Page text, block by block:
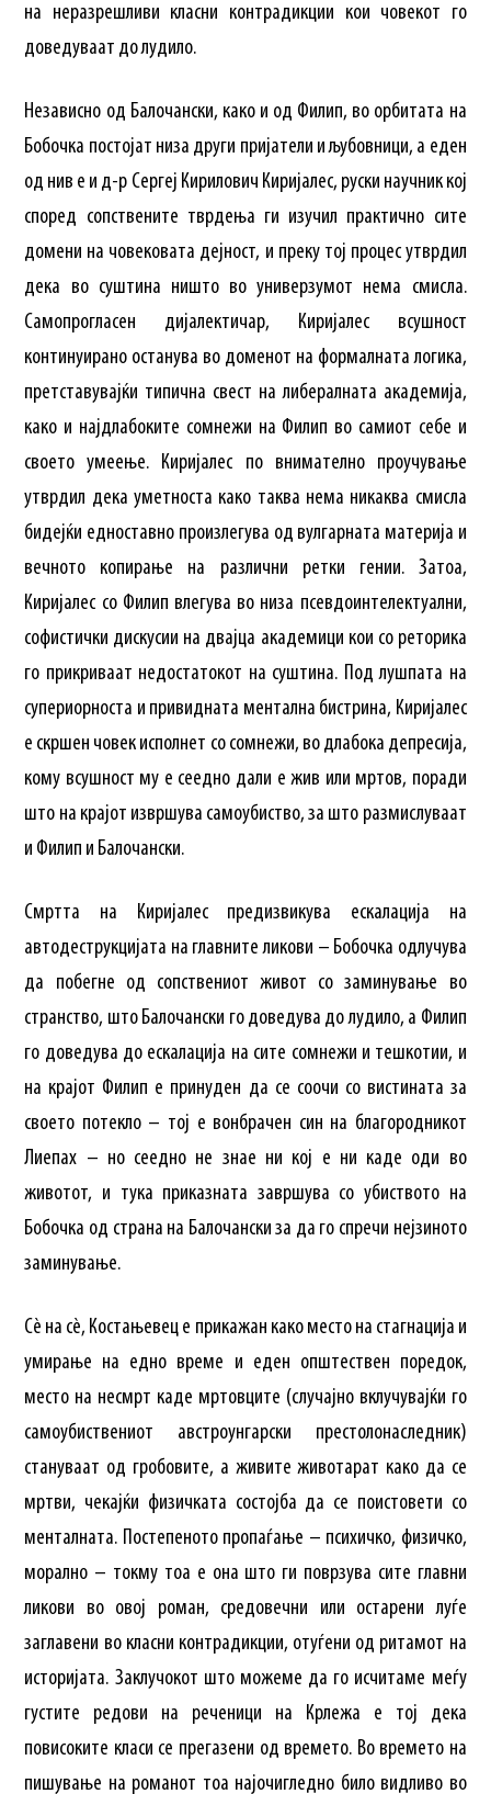
на неразрешливи класни контрадикции кои човекот го
доведуваат до лудило.
Независно од Балочански, како и од Филип, во орбитата на
Бобочка постојат низа други пријатели и љубовници, а еден
од нив е и д-р Сергеј Кирилович Киријалес, руски научник кој
според сопствените тврдења ги изучил практично сите
домени на човековата дејност, и преку тој процес утврдил
дека во суштина ништо во универзумот нема смисла.
Самопрогласен дијалектичар, Киријалес всушност
континуирано останува во доменот на формалната логика,
претставувајќи типична свест на либералната академија,
како и најдлабоките сомнежи на Филип во самиот себе и
своето умеење. Киријалес по внимателно проучување
утврдил дека уметноста како таква нема никаква смисла
бидејќи едноставно произлегува од вулгарната материја и
вечното копирање на различни ретки гении. Затоа,
Киријалес со Филип влегува во низа псевдоинтелектуални,
софистички дискусии на двајца академици кои со реторика
го прикриваат недостатокот на суштина. Под лушпата на
супериорноста и привидната ментална бистрина, Киријалес
е скршен човек исполнет со сомнежи, во длабока депресија,
кому всушност му е сеедно дали е жив или мртов, поради
што на крајот извршува самоубиство, за што размислуваат
и Филип и Балочански.
Смртта на Киријалес предизвикува ескалација на
автодеструкцијата на главните ликови – Бобочка одлучува
да побегне од сопствениот живот со заминување во
странство, што Балочански го доведува до лудило, а Филип
го доведува до ескалација на сите сомнежи и тешкотии, и
на крајот Филип е принуден да се соочи со вистината за
своето потекло – тој е вонбрачен син на благородникот
Лиепах – но сеедно не знае ни кој е ни каде оди во
животот, и тука приказната завршува со убиството на
Бобочка од страна на Балочански за да го спречи нејзиното
заминување.
Сè на сè, Костањевец е прикажан како место на стагнација и
умирање на едно време и еден општествен поредок,
место на несмрт каде мртовците (случајно вклучувајќи го
самоубиствениот австроунгарски престолонаследник)
стануваат од гробовите, а живите животарат како да се
мртви, чекајќи физичката состојба да се поистовети со
менталната. Постепеното пропаѓање – психичко, физичко,
морално – токму тоа е она што ги поврзува сите главни
ликови во овој роман, средовечни или остарени луѓе
заглавени во класни контрадикции, отуѓени од ритамот на
историјата. Заклучокот што можеме да го исчитаме меѓу
густите редови на реченици на Крлежа е тој дека
повисоките класи се прегазени од времето. Во времето на
пишување на романот тоа најочигледно било видливо во